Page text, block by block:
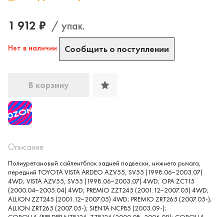
1 912 ₽ / упак.
Нет в наличии Сообщить о поступлении
В корзину
Описание
Полиуретановый сайлентблок задней подвески, нижнего рычага,
передний TOYOTA VISTA ARDEO AZV55, SV55 (1998.06−2003.07)
4WD; VISTA AZV55, SV55 (1998.06−2003.07) 4WD; OPA ZCT15
(2000.04−2005.04) 4WD; PREMIO ZZT245 (2001.12−2007.05) 4WD;
ALLION ZZT245 (2001.12−2007.05) 4WD; PREMIO ZRT265 (2007.05-);
ALLION ZRT265 (2007.05-); SIENTA NCP85 (2003.09-);